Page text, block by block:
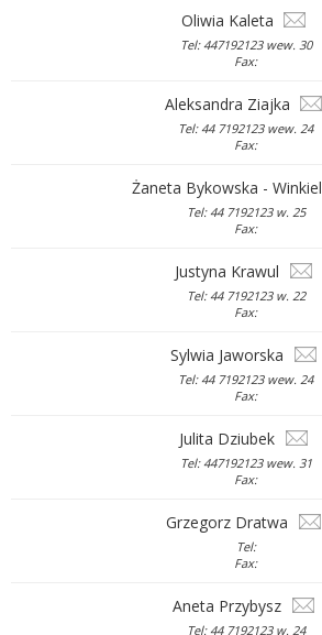
Oliwia Kaleta
Tel: 447192123 wew. 30
Fax:
Aleksandra Ziajka
Tel: 44 7192123 wew. 24
Fax:
Żaneta Bykowska - Winkiel
Tel: 44 7192123 w. 25
Fax:
Justyna Krawul
Tel: 44 7192123 w. 22
Fax:
Sylwia Jaworska
Tel: 44 7192123 wew. 24
Fax:
Julita Dziubek
Tel: 447192123 wew. 31
Fax:
Grzegorz Dratwa
Tel:
Fax:
Aneta Przybysz
Tel: 44 7192123 w. 24